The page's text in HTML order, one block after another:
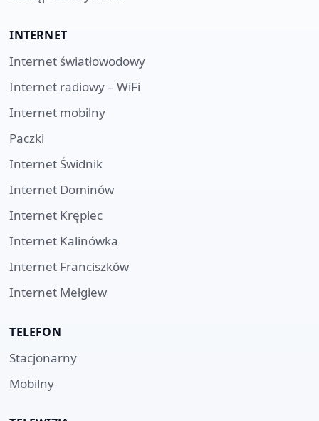
INTERNET
Internet światłowodowy
Internet radiowy – WiFi
Internet mobilny
Paczki
Internet Świdnik
Internet Dominów
Internet Krępiec
Internet Kalinówka
Internet Franciszków
Internet Mełgiew
TELEFON
Stacjonarny
Mobilny